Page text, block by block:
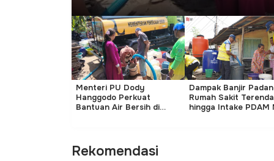
Menteri PU Dody
Hanggodo Perkuat
Bantuan Air Bersih di
Dampak Banjir
Rumah Sakit
hingga Intake PDAM
Rekomendasi